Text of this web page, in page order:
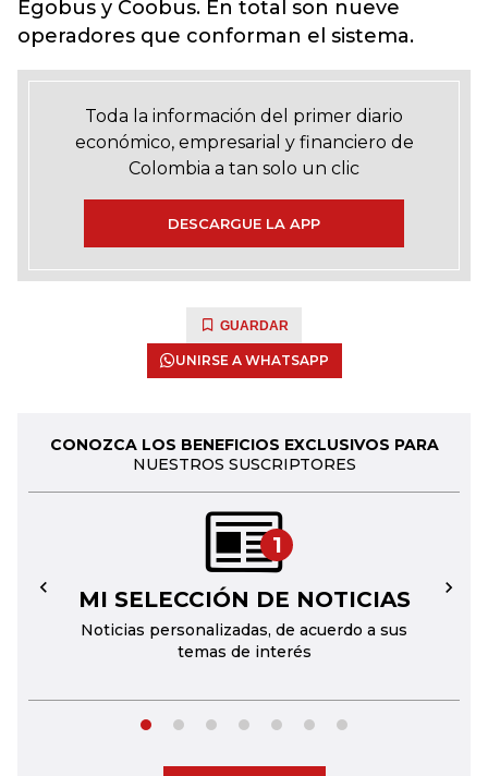
Egobus y Coobus. En total son nueve
operadores que conforman el sistema.
Toda la información del primer diario
económico, empresarial y financiero de
Colombia a tan solo un clic
DESCARGUE LA APP
GUARDAR
UNIRSE A WHATSAPP
CONOZCA LOS BENEFICIOS EXCLUSIVOS PARA
NUESTROS SUSCRIPTORES
1
MI SELECCIÓN DE NOTICIAS
Noticias personalizadas, de acuerdo a sus
temas de interés
← →